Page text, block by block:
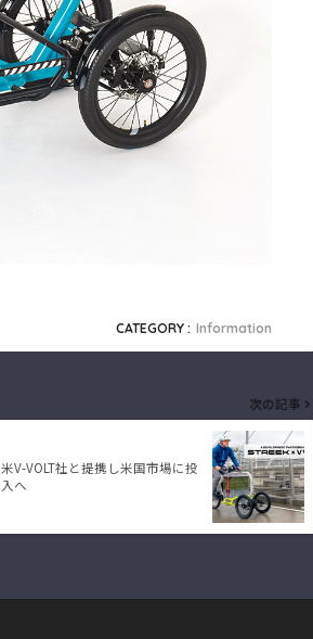
CATEGORY : Information
次の記事
米V-VOLT社と提携し米国市場に投
入へ